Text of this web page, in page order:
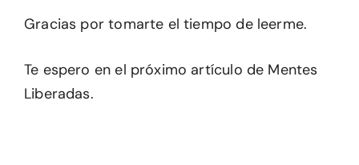
Gracias por tomarte el tiempo de leerme.
Te espero en el próximo artículo de Mentes
Liberadas.